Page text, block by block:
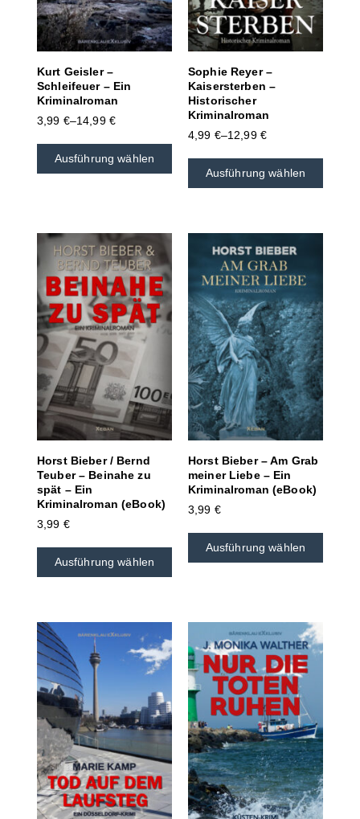
Kurt Geisler –
Schleifeuer – Ein
Kriminalroman
3,99 €–14,99 €
Ausführung wählen
Sophie Reyer –
Kaisersterben –
Historischer
Kriminalroman
4,99 €–12,99 €
Ausführung wählen
Horst Bieber / Bernd
Teuber – Beinahe zu
spät – Ein
Kriminalroman (eBook)
3,99 €
Ausführung wählen
Horst Bieber – Am Grab
meiner Liebe – Ein
Kriminalroman (eBook)
3,99 €
Ausführung wählen